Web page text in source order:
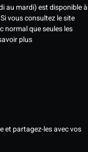
au mardi) est disponible à
vous consultez le site
normal que seules les
plus
et partagez-les avec vos